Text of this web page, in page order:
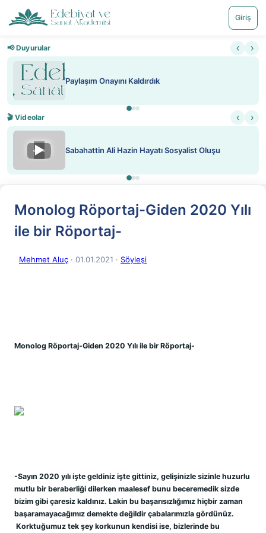
Giriş
📢 Duyurular ‹ ›
Nadir içeriklere kısıtlama ve kredi sistemi
🎬 Videolar ‹ ›
▶ ATEŞ YAKMAK KONU ÖZET J. LONDON
Monolog Röportaj-Giden 2020 Yılı
ile bir Röportaj-
Mehmet Aluç · 01.01.2021 · Söyleşi
Monolog Röportaj-Giden 2020 Yılı ile bir Röportaj-
-Sayın 2020 yılı işte geldiniz işte gittiniz, gelişinizle sizinle huzurlu
mutlu bir beraberliği dilerken maalesef bunu beceremedik sizde
bizim gibi çaresiz kaldınız. Lakin bu başarısızlığımız hiçbir zaman
başaramayacağımız demekte değildir çabalarımızla gördünüz.
Korktuğumuz tek şey korkunun kendisi ise, bizlerinde bu